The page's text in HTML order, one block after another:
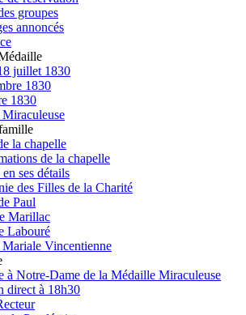
groupes
annoncés
juillet 1830
1830
1830
la chapelle
de la chapelle
ses détails
des Filles de la Charité
Paul
Marillac
Labouré
Mariale Vincentienne
à Notre-Dame de la Médaille Miraculeuse
direct à 18h30